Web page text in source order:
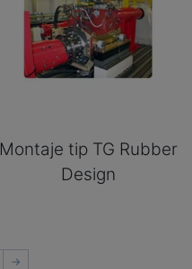
Montaje tip TG Rubber
Design
→